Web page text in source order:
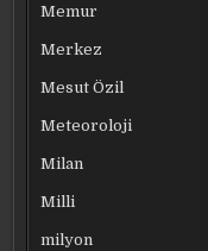
Memur
Merkez
Mesut Özil
Meteoroloji
Milan
Milli
milyon